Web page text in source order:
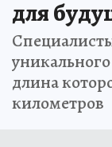
для
длина
километров